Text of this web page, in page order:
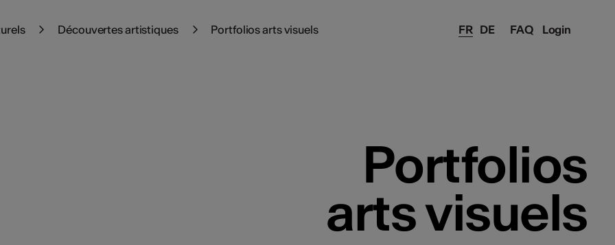
FAQ Login
FR DE
Découvertes artistiques Portfolios arts visuels
Portfolios
arts visuels